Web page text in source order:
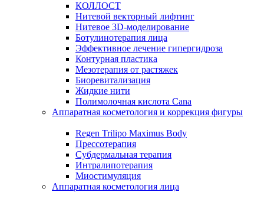
КОЛЛОСТ
Нитевой векторный лифтинг
Нитевое 3D-моделирование
Ботулинотерапия лица
Эффективное лечение гипергидроза
Контурная пластика
Мезотерапия от растяжек
Биоревитализация
Жидкие нити
Полимолочная кислота Cana
Аппаратная косметология и коррекция фигуры
Regen Trilipo Maximus Body
Прессотерапия
Субдермальная терапия
Интралипотерапия
Миостимуляция
Аппаратная косметология лица